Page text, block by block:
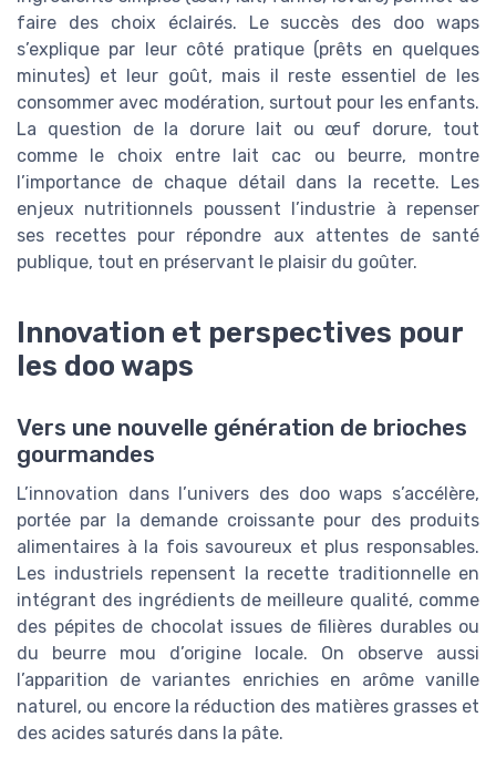
faire des choix éclairés. Le succès des doo waps
s’explique par leur côté pratique (prêts en quelques
minutes) et leur goût, mais il reste essentiel de les
consommer avec modération, surtout pour les enfants.
La question de la dorure lait ou œuf dorure, tout
comme le choix entre lait cac ou beurre, montre
l’importance de chaque détail dans la recette. Les
enjeux nutritionnels poussent l’industrie à repenser
ses recettes pour répondre aux attentes de santé
publique, tout en préservant le plaisir du goûter.
Innovation et perspectives pour
les doo waps
Vers une nouvelle génération de brioches
gourmandes
L’innovation dans l’univers des doo waps s’accélère,
portée par la demande croissante pour des produits
alimentaires à la fois savoureux et plus responsables.
Les industriels repensent la recette traditionnelle en
intégrant des ingrédients de meilleure qualité, comme
des pépites de chocolat issues de filières durables ou
du beurre mou d’origine locale. On observe aussi
l’apparition de variantes enrichies en arôme vanille
naturel, ou encore la réduction des matières grasses et
des acides saturés dans la pâte.